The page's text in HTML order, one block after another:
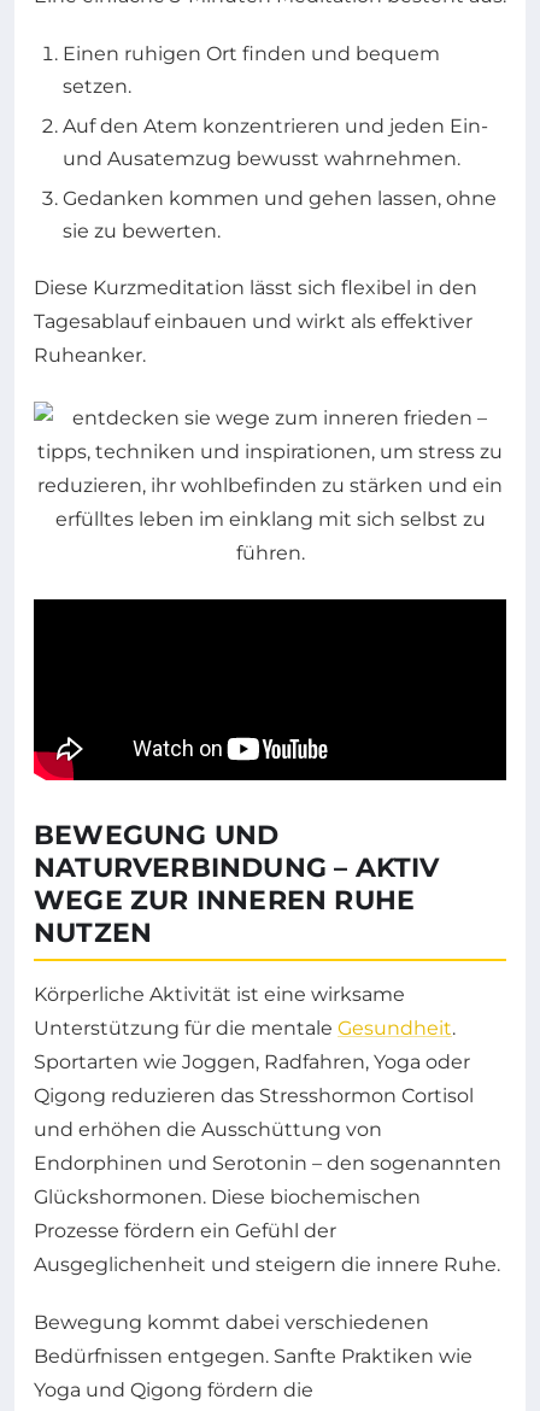
Einen ruhigen Ort finden und bequem
setzen.
Auf den Atem konzentrieren und jeden Ein-
und Ausatemzug bewusst wahrnehmen.
Gedanken kommen und gehen lassen, ohne
sie zu bewerten.
Diese Kurzmeditation lässt sich flexibel in den
Tagesablauf einbauen und wirkt als effektiver
Ruheanker.
BEWEGUNG UND
NATURVERBINDUNG – AKTIV
WEGE ZUR INNEREN RUHE
NUTZEN
Körperliche Aktivität ist eine wirksame
Unterstützung für die mentale Gesundheit.
Sportarten wie Joggen, Radfahren, Yoga oder
Qigong reduzieren das Stresshormon Cortisol
und erhöhen die Ausschüttung von
Endorphinen und Serotonin – den sogenannten
Glückshormonen. Diese biochemischen
Prozesse fördern ein Gefühl der
Ausgeglichenheit und steigern die innere Ruhe.
Bewegung kommt dabei verschiedenen
Bedürfnissen entgegen. Sanfte Praktiken wie
Yoga und Qigong fördern die